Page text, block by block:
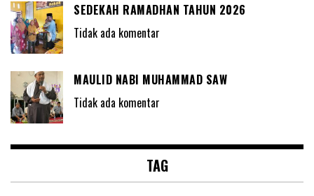
SEDEKAH RAMADHAN TAHUN 2026
Tidak ada komentar
MAULID NABI MUHAMMAD SAW
Tidak ada komentar
TAG